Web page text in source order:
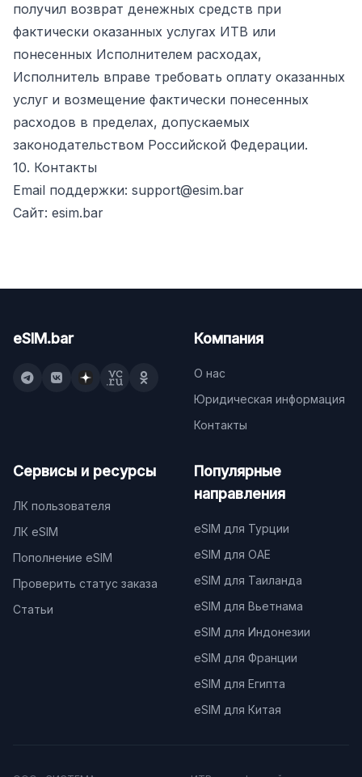
получил возврат денежных средств при
фактически оказанных услугах ИТВ или
понесенных Исполнителем расходах,
Исполнитель вправе требовать оплату оказанных
услуг и возмещение фактически понесенных
расходов в пределах, допускаемых
законодательством Российской Федерации.
10. Контакты
Email поддержки: support@esim.bar
Сайт: esim.bar
eSIM.bar Компания
О нас
Юридическая информация
Контакты
Сервисы и ресурсы
ЛК пользователя
ЛК eSIM
Пополнение eSIM
Проверить статус заказа
Статьи
Популярные
направления
eSIM для Турции
eSIM для ОАЕ
eSIM для Таиланда
eSIM для Вьетнама
eSIM для Индонезии
eSIM для Франции
eSIM для Египта
eSIM для Китая